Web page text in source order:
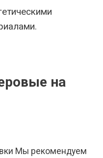
на
Мы рекомендуем